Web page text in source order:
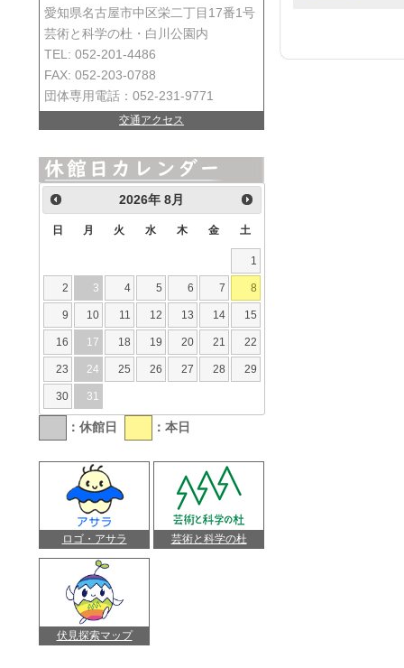
愛知県名古屋市中区栄二丁目17番1号
芸術と科学の杜・白川公園内
TEL: 052-201-4486
FAX: 052-203-0788
団体専用電話：052-231-9771
交通アクセス
2026年8月
日 月 火 水 木 金 土
1
2 3 4 5 6 7 8
9 10 11 12 13 14 15
16 17 18 19 20 21 22
23 24 25 26 27 28 29
30 31
：休館日 ：本日
ロゴ・アサラ 芸術と科学の杜
伏見探索マップ